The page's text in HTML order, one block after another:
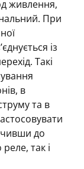
живлення,
При
із
Такі
в
та в
до
так і